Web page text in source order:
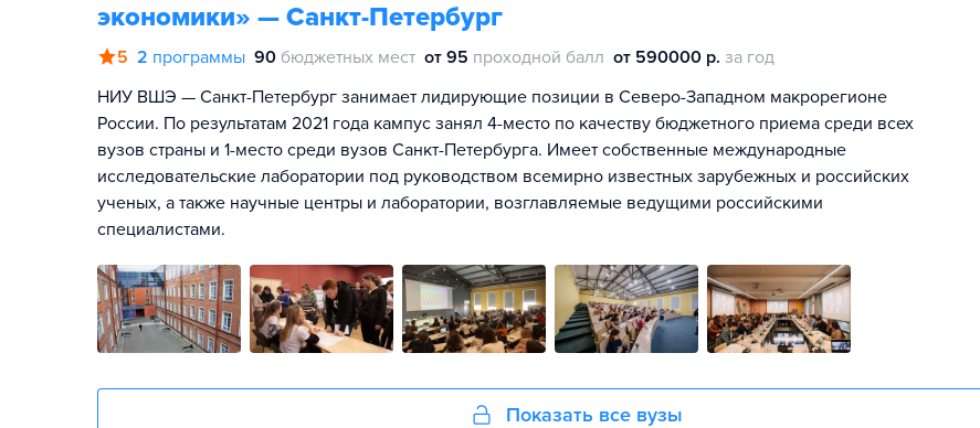
экономики» — Санкт-Петербург
5 2 программы 90 бюджетных мест от 95 проходной балл от 590000 р. за год
НИУ ВШЭ — Санкт-Петербург занимает лидирующие позиции в Северо-Западном макрорегионе
России. По результатам 2021 года кампус занял 4-место по качеству бюджетного приема среди всех
вузов страны и 1-место среди вузов Санкт-Петербурга. Имеет собственные международные
исследовательские лаборатории под руководством всемирно известных зарубежных и российских
ученых, а также научные центры и лаборатории, возглавляемые ведущими российскими
специалистами.
Показать все вузы